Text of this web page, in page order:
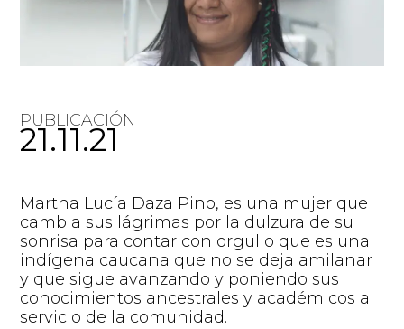
PUBLICACIÓN
21.11.21
Martha Lucía Daza Pino, es una mujer que
cambia sus lágrimas por la dulzura de su
sonrisa para contar con orgullo que es una
indígena caucana que no se deja amilanar
y que sigue avanzando y poniendo sus
conocimientos ancestrales y académicos al
servicio de la comunidad.